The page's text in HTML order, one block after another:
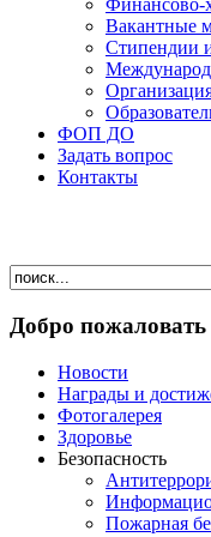
Финансово-
Вакантные
Стипендии
ФОП ДО
Задать вопрос
Контакты
Добро пожаловать
Новости
Награды и
Фотогалерея
Здоровье
Безопасность
Пожарная